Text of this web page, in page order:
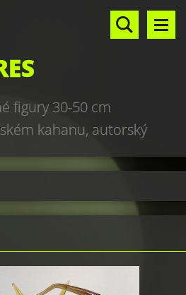
figury 30-50 cm
kahanu, autorský
art glass sculptures,